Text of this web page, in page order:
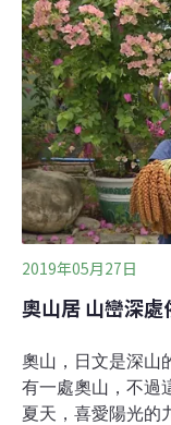
為社會責任的一環
不但為此再度進行
回過去傳統的榮光
投信義鄉，為了善
當地部落社區共榮
取得證照，這幾年
構養蜂、種香菇的
友，共享森林生態
社會責任，也符合
2019年05月27日
奧山居 山巒深處
奧山，日文是深山
有一處奧山，不過
夏天，喜愛陽光的